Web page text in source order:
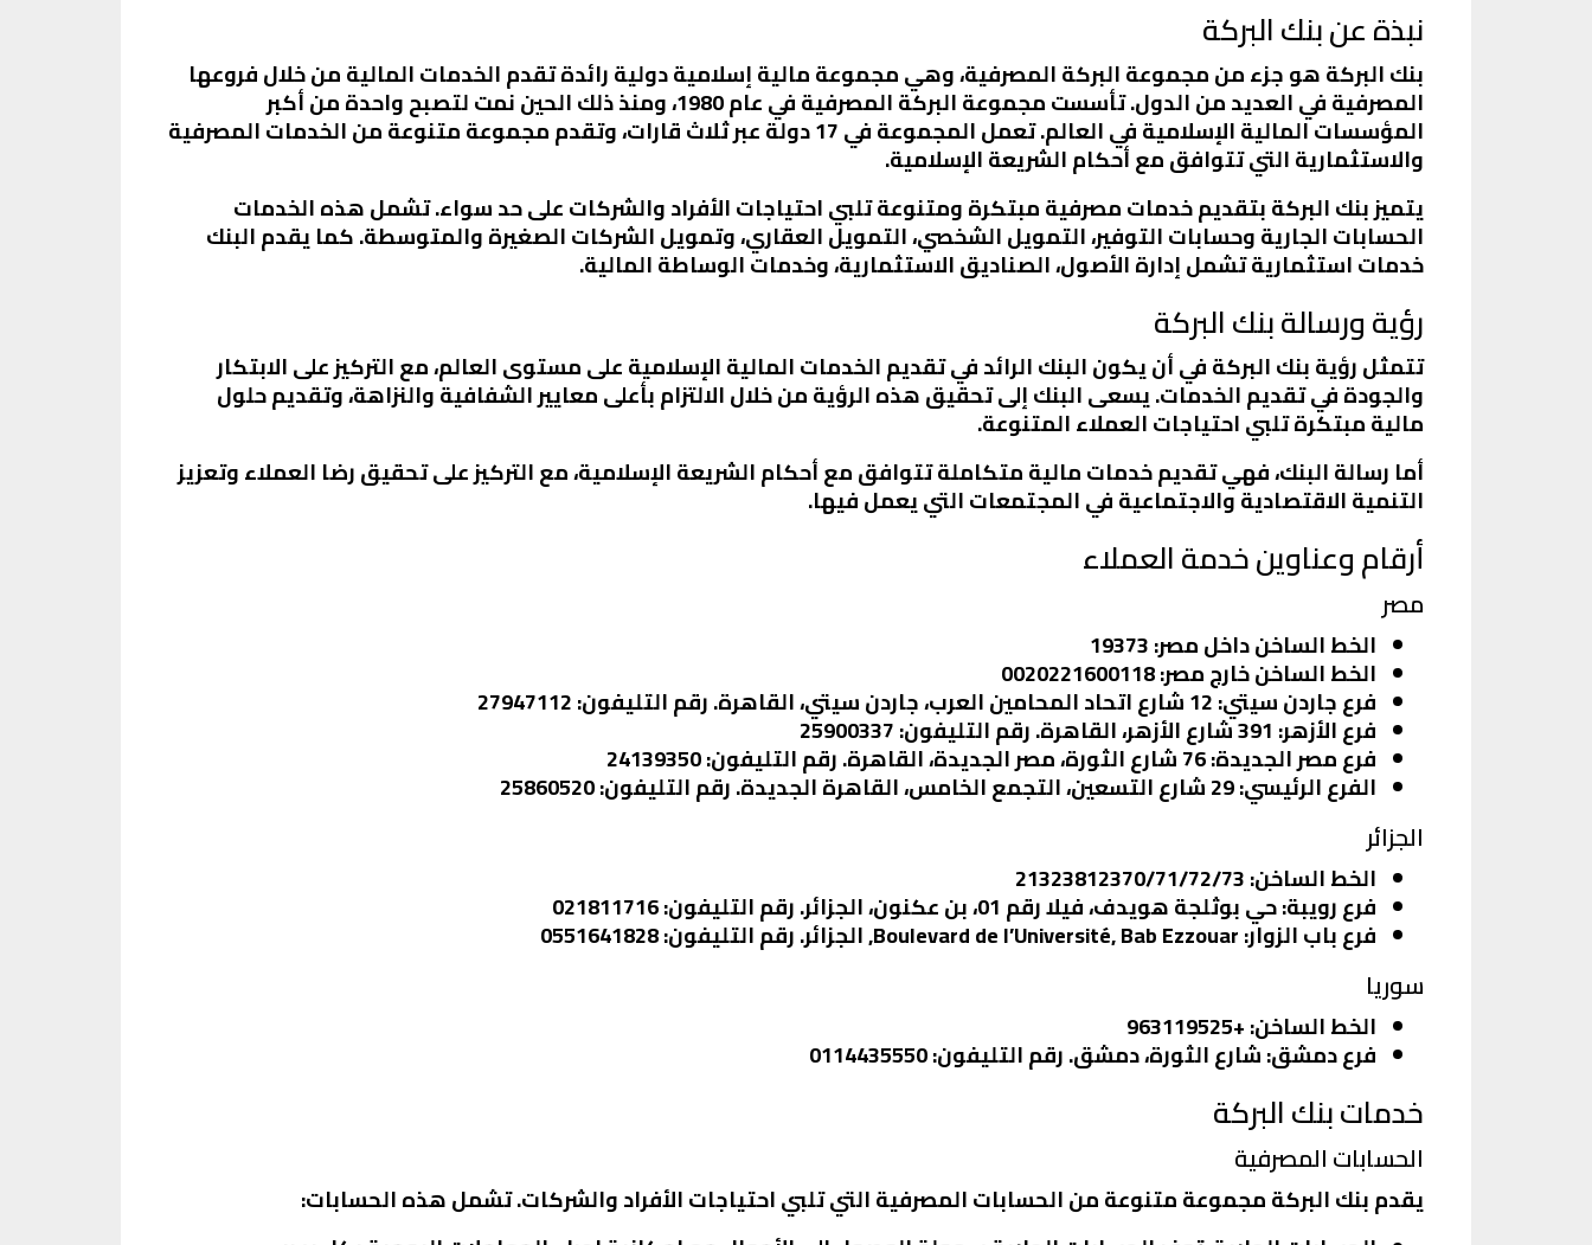
نبذة عن بنك البركة
بنك البركة هو جزء من مجموعة البركة المصرفية، وهي مجموعة مالية إسلامية دولية رائدة تقدم الخدمات المالية من خلال فروعها
المصرفية في العديد من الدول. تأسست مجموعة البركة المصرفية في عام 1980، ومنذ ذلك الحين نمت لتصبح واحدة من أكبر
المؤسسات المالية الإسلامية في العالم. تعمل المجموعة في 17 دولة عبر ثلاث قارات، وتقدم مجموعة متنوعة من الخدمات المصرفية
والاستثمارية التي تتوافق مع أحكام الشريعة الإسلامية.
يتميز بنك البركة بتقديم خدمات مصرفية مبتكرة ومتنوعة تلبي احتياجات الأفراد والشركات على حد سواء. تشمل هذه الخدمات
الحسابات الجارية وحسابات التوفير، التمويل الشخصي، التمويل العقاري، وتمويل الشركات الصغيرة والمتوسطة. كما يقدم البنك
خدمات استثمارية تشمل إدارة الأصول، الصناديق الاستثمارية، وخدمات الوساطة المالية.
رؤية ورسالة بنك البركة
تتمثل رؤية بنك البركة في أن يكون البنك الرائد في تقديم الخدمات المالية الإسلامية على مستوى العالم، مع التركيز على الابتكار
والجودة في تقديم الخدمات. يسعى البنك إلى تحقيق هذه الرؤية من خلال الالتزام بأعلى معايير الشفافية والنزاهة، وتقديم حلول
مالية مبتكرة تلبي احتياجات العملاء المتنوعة.
أما رسالة البنك، فهي تقديم خدمات مالية متكاملة تتوافق مع أحكام الشريعة الإسلامية، مع التركيز على تحقيق رضا العملاء وتعزيز
التنمية الاقتصادية والاجتماعية في المجتمعات التي يعمل فيها.
أرقام وعناوين خدمة العملاء
مصر
الخط الساخن داخل مصر: 19373
الخط الساخن خارج مصر: 0020221600118
فرع جاردن سيتي: 12 شارع اتحاد المحامين العرب، جاردن سيتي، القاهرة. رقم التليفون: 27947112
فرع الأزهر: 391 شارع الأزهر، القاهرة. رقم التليفون: 25900337
فرع مصر الجديدة: 76 شارع الثورة، مصر الجديدة، القاهرة. رقم التليفون: 24139350
الفرع الرئيسي: 29 شارع التسعين، التجمع الخامس، القاهرة الجديدة. رقم التليفون: 25860520
الجزائر
الخط الساخن: 21323812370/71/72/73
فرع رويبة: حي بوثلجة هويدف، فيلا رقم 01، بن عكنون، الجزائر. رقم التليفون: 021811716
فرع باب الزوار: Boulevard de l’Université, Bab Ezzouar, الجزائر. رقم التليفون: 0551641828
سوريا
الخط الساخن: +963119525
فرع دمشق: شارع الثورة، دمشق. رقم التليفون: 0114435550
خدمات بنك البركة
الحسابات المصرفية
يقدم بنك البركة مجموعة متنوعة من الحسابات المصرفية التي تلبي احتياجات الأفراد والشركات. تشمل هذه الحسابات: